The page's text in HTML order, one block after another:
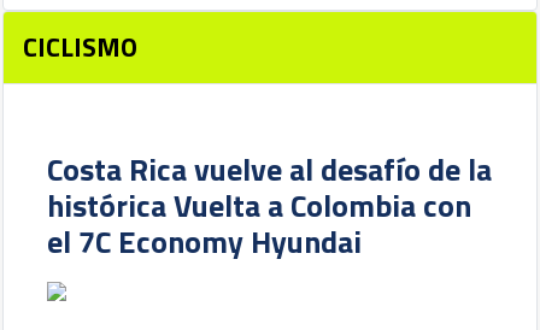
CICLISMO
Costa Rica vuelve al desafío de la
histórica Vuelta a Colombia con
el 7C Economy Hyundai